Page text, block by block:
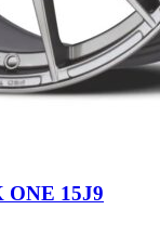
ONE 15J9